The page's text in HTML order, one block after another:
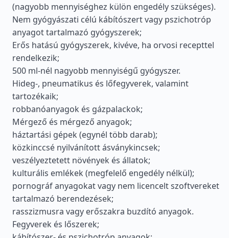
(nagyobb mennyiséghez külön engedély szükséges).
Nem gyógyászati célú kábítószert vagy pszichotróp
anyagot tartalmazó gyógyszerek;
Erős hatású gyógyszerek, kivéve, ha orvosi recepttel
rendelkezik;
500 ml-nél nagyobb mennyiségű gyógyszer.
Hideg-, pneumatikus és lőfegyverek, valamint
tartozékaik;
robbanóanyagok és gázpalackok;
Mérgező és mérgező anyagok;
háztartási gépek (egynél több darab);
közkinccsé nyilvánított ásványkincsek;
veszélyeztetett növények és állatok;
kulturális emlékek (megfelelő engedély nélkül);
pornográf anyagokat vagy nem licencelt szoftvereket
tartalmazó berendezések;
rasszizmusra vagy erőszakra buzdító anyagok.
Fegyverek és lőszerek;